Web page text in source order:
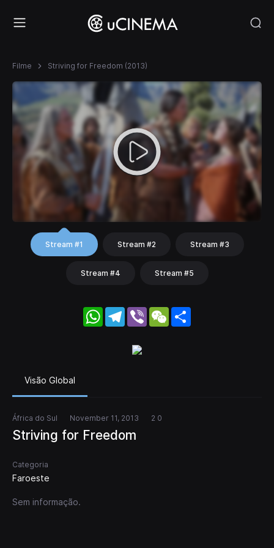
Filme Striving for Freedom (2013)
Stream #1 Stream #2 Stream #3
Stream #4 Stream #5
WhatsApp
Telegram
Viber WeChat
Visão Global
África do Sul November 11, 2013 2 0
Striving for Freedom
Categoria
Faroeste
Sem informação.